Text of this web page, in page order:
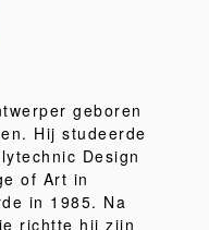
geboren
Hij studeerde
Design
of Art in
in 1985. Na
richtte hij zijn